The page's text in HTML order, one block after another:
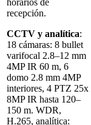
horarios de
recepción.
CCTV y analítica:
18 cámaras: 8 bullet
varifocal 2.8–12 mm
4MP IR 60 m, 6
domo 2.8 mm 4MP
interiores, 4 PTZ 25x
8MP IR hasta 120–
150 m. WDR,
H.265, analítica: